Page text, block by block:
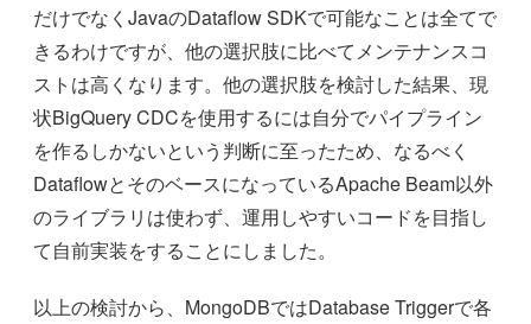
だけでなくJavaのDataflow SDKで可能なことは全てで
きるわけですが、他の選択肢に比べてメンテナンスコ
ストは高くなります。他の選択肢を検討した結果、現
状BigQuery CDCを使用するには自分でパイプライン
を作るしかないという判断に至ったため、なるべく
DataflowとそのベースになっているApache Beam以外
のライブラリは使わず、運用しやすいコードを目指し
て自前実装をすることにしました。
以上の検討から、MongoDBではDatabase Triggerで各